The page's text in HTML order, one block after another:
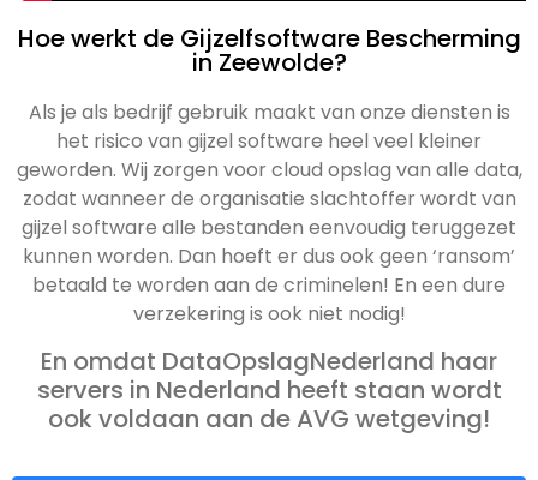
Hoe werkt de Gijzelfsoftware Bescherming
in Zeewolde?
Als je als bedrijf gebruik maakt van onze diensten is
het risico van gijzel software heel veel kleiner
geworden. Wij zorgen voor cloud opslag van alle data,
zodat wanneer de organisatie slachtoffer wordt van
gijzel software alle bestanden eenvoudig teruggezet
kunnen worden. Dan hoeft er dus ook geen ‘ransom’
betaald te worden aan de criminelen! En een dure
verzekering is ook niet nodig!
En omdat DataOpslagNederland haar
servers in Nederland heeft staan wordt
ook voldaan aan de AVG wetgeving!